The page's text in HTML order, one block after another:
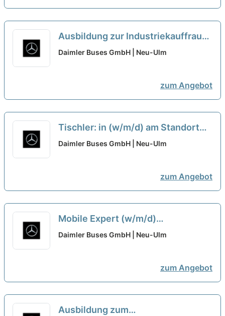
Ausbildung zur Industriekauffrau
(m/w/d), Daimler Buses GmbH,
Daimler Buses GmbH | Neu-Ulm
zum Angebot
Tischler: in (w/m/d) am Standort
Neu-Ulm neu
Daimler Buses GmbH | Neu-Ulm
zum Angebot
Mobile Expert (w/m/d)
Nutzfahrzeuge / Busse -
Daimler Buses GmbH | Neu-Ulm
zum Angebot
Ausbildung zum